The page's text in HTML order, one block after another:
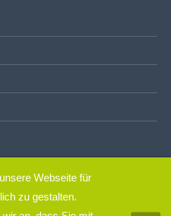
Webseite für
zu gestalten.